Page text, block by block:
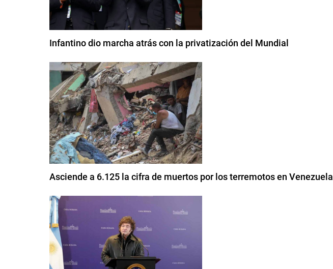
Infantino dio marcha atrás con la privatización del Mundial
Asciende a 6.125 la cifra de muertos por los terremotos en Venezuela